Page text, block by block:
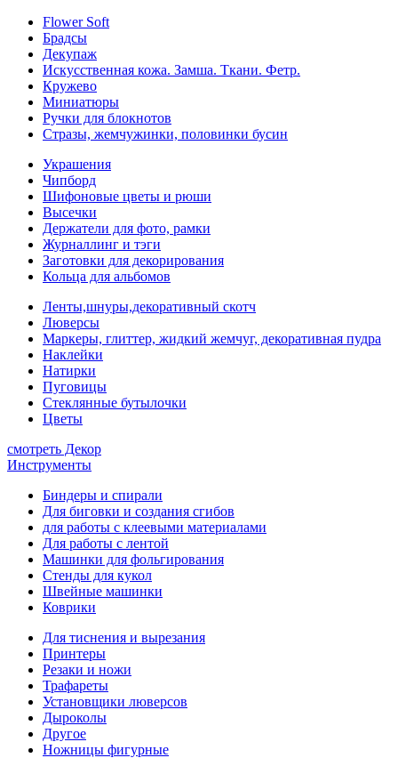
Flower Soft
Брадсы
Декупаж
Искусственная кожа. Замша. Ткани. Фетр.
Кружево
Миниатюры
Ручки для блокнотов
Стразы, жемчужинки, половинки бусин
Украшения
Чипборд
Шифоновые цветы и рюши
Высечки
Держатели для фото, рамки
Журналлинг и тэги
Заготовки для декорирования
Кольца для альбомов
Ленты,шнуры,декоративный скотч
Люверсы
Маркеры, глиттер, жидкий жемчуг, декоративная пудра
Наклейки
Натирки
Пуговицы
Стеклянные бутылочки
Цветы
смотреть Декор
Инструменты
Биндеры и спирали
Для биговки и создания сгибов
для работы с клеевыми материалами
Для работы с лентой
Машинки для фольгирования
Стенды для кукол
Швейные машинки
Коврики
Для тиснения и вырезания
Принтеры
Резаки и ножи
Трафареты
Установщики люверсов
Дыроколы
Другое
Ножницы фигурные